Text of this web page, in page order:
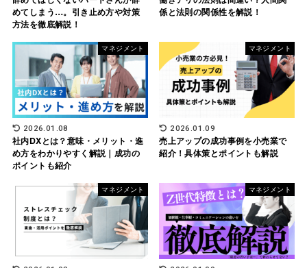
めてしまう…。引き止め方や対策
方法を徹底解説！
係と法則の関係性を解説！
マネジメント
2026.01.08
社内DXとは？意味・メリット・進
め方をわかりやすく解説｜成功の
ポイントも紹介
マネジメント
2026.01.09
売上アップの成功事例を小売業で
紹介！具体策とポイントも解説
マネジメント マネジメント